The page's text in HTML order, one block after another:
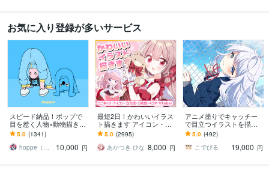
お気に入り登録が多いサービス
スピード納品！ポップで
目を惹く人物×動物描きま
す 挿絵・動画・グッズな
ど鮮やかな配色で個性を
出したい方へ
5.0 (1341)
hoppe（ほっぺ）
10,000 円
最短2日！かわいいイラス
ト描きます アイコン・ミ
ニキャラ・４コマ・立ち
絵をスピード納品しま
す！
5.0 (2995)
あかつき ひな 8,000 円
アニメ塗りでキャッチー
で目立つイラストを描き
ます 動画用、スチル、ア
イコン等、目を引くイラ
ストをご希望の方に！
5.0 (492)
こでびる
19,000 円